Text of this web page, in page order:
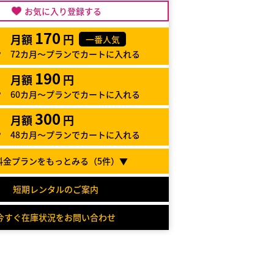
お気に入り登録する
月額 170 円
一番人気
72カ月～プランでカートに入れる
月額 190 円
60カ月～プランでカートに入れる
月額300 円
48カ月～プランでカートに入れる
プランをもっとみる（5件）▼
短期レンタルのご案内
すぐ在庫状況をお問い合わせ